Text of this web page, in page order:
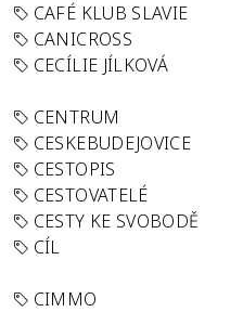
CAFÉ KLUB SLAVIE
CANICROSS
CECÍLIE JÍLKOVÁ
CENTRUM
CESKEBUDEJOVICE
CESTOPIS
CESTOVATELÉ
CESTY KE SVOBODĚ
CÍL
CIMMO